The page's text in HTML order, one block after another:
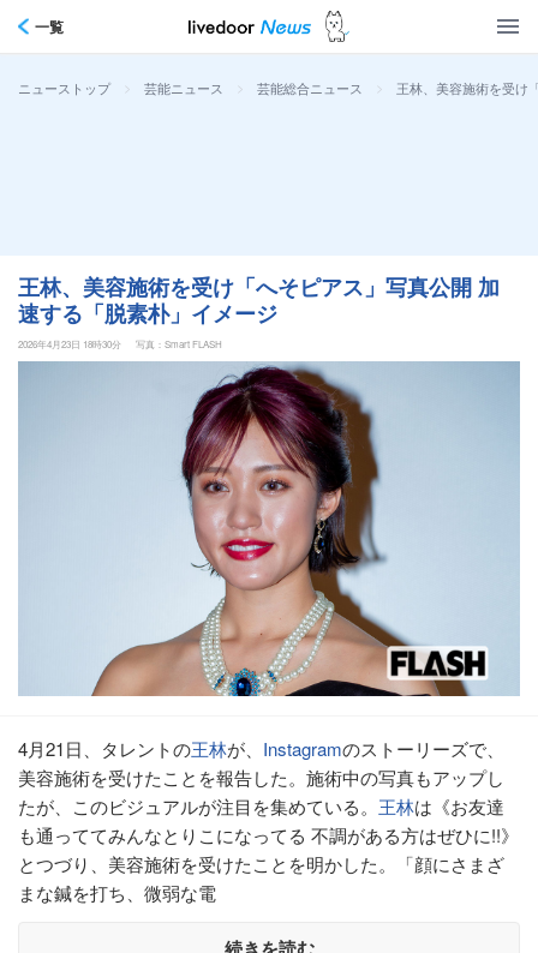
一覧
ニューストップ > 芸能ニュース > 芸能総合ニュース > 王林、美容施術を受け
王林、美容施術を受け「へそピアス」写真公開 加
速する「脱素朴」イメージ
2026年4月23日 18時30分 写真：Smart FLASH
4月21日、タレントの王林が、 Instagramのストーリーズで、
美容施術を受けたことを報告した。施術中の写真もアップし
たが、このビジュアルが注目を集めている。 王林は《お友達
も通っててみんなとりこになってる 不調がある方はぜひに!!》
とつづり、美容施術を受けたことを明かした。「顔にさまざ
まな鍼を打ち、微弱な電